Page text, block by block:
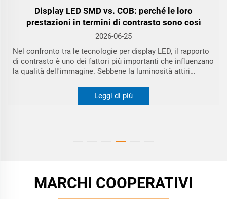
Display LED SMD vs. COB: perché le loro
prestazioni in termini di contrasto sono così
diverse
2026-06-25
Nel confronto tra le tecnologie per display LED, il rapporto
di contrasto è uno dei fattori più importanti che influenzano
la qualità dell'immagine. Sebbene la luminosità attiri
determina in ultima analisi quanto l'immagine appaia vivida,
Leggi di più
MARCHI COOPERATIVI